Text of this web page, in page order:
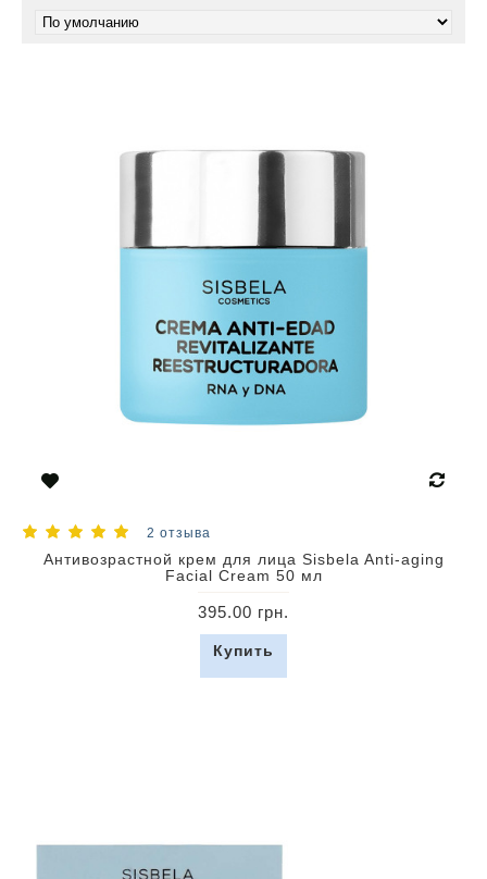
2 отзыва
Антивозрастной крем для лица Sisbela Anti-aging
Facial Cream 50 мл
395.00 грн.
Купить